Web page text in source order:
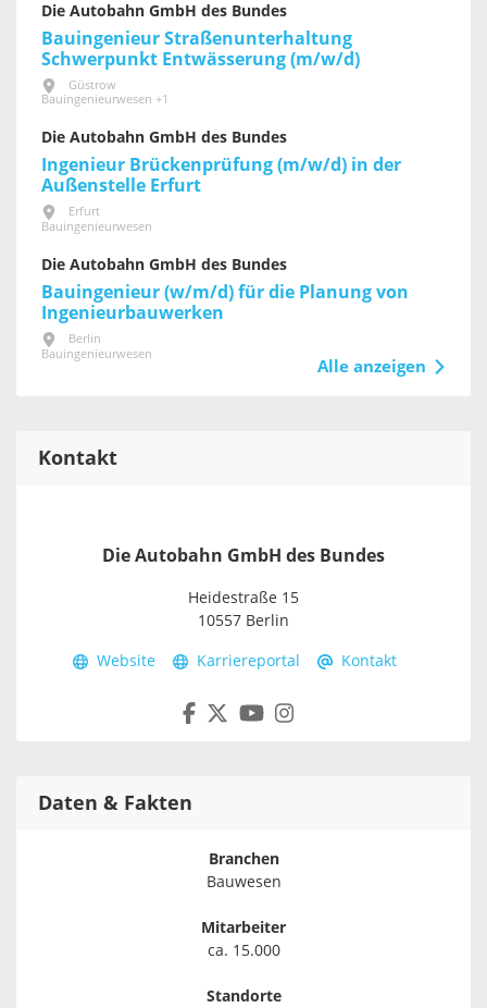
Die Autobahn GmbH des Bundes
Bauingenieur Straßenunterhaltung
Schwerpunkt Entwässerung (m/w/d)
Güstrow
Bauingenieurwesen +1
Die Autobahn GmbH des Bundes
Ingenieur Brückenprüfung (m/w/d) in der
Außenstelle Erfurt
Erfurt
Bauingenieurwesen
Die Autobahn GmbH des Bundes
Bauingenieur (w/m/d) für die Planung von
Ingenieurbauwerken
Berlin
Bauingenieurwesen
Alle anzeigen
Kontakt
Die Autobahn GmbH des Bundes
Heidestraße 15
10557 Berlin
Website Karriereportal Kontakt
Daten & Fakten
Branchen
Bauwesen
Mitarbeiter
ca. 15.000
Standorte